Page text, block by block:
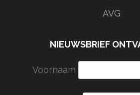
AVG
NIEUWSBRIEF
Voornaam